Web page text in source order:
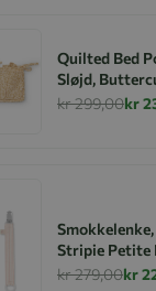
Quilted Bed
Sløjd,
kr 299,00kr
Stripie Petite
kr 279,00kr